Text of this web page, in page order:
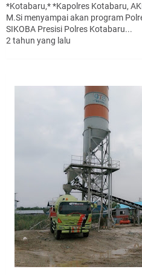
*Kotabaru,* *Kapolres Kotabaru,
M.Si menyampai akan program
SIKOBA Presisi Polres Kotabaru...
2 tahun yang lalu